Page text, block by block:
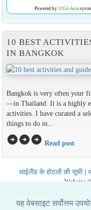
यह वेबसाइट सर्वोत्तम
Powered by 12Go Asia
10 BEST
IN BANGKOK
Bangkok is very often your
—in Thailand. It is a highly
activities. I have curated a
things to do in...
arrow_circle_rightarrow_circle_rightarrow_circle_right Read post
थाईलैंड के होटलों की सूची|
Website